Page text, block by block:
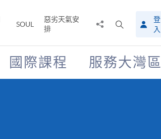
SOUL
惡劣天氣安
排
搜
尋
介
面
登
入
國際課程 服務大灣區